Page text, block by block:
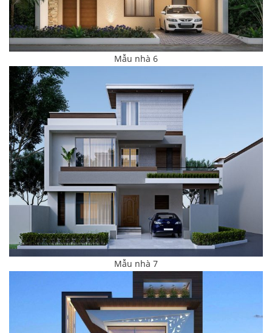
Mẫu nhà 6
Mẫu nhà 7